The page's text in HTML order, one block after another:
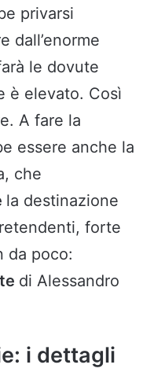
privarsi
dall’enorme
le dovute
è elevato. Così
A fare la
essere anche la
che
la destinazione
forte
da poco:
di Alessandro
i dettagli